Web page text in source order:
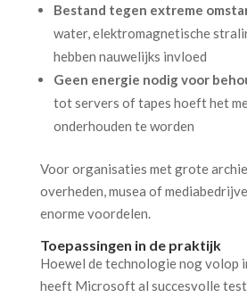
Bestand tegen extreme
water, elektromagnetische
hebben nauwelijks invloed
Geen energie nodig voor
tot servers of tapes hoeft het
onderhouden te worden
Voor organisaties met grote
overheden, musea of
enorme voordelen.
Toepassingen in de praktijk
Hoewel de technologie nog volop
heeft Microsoft al succesvolle